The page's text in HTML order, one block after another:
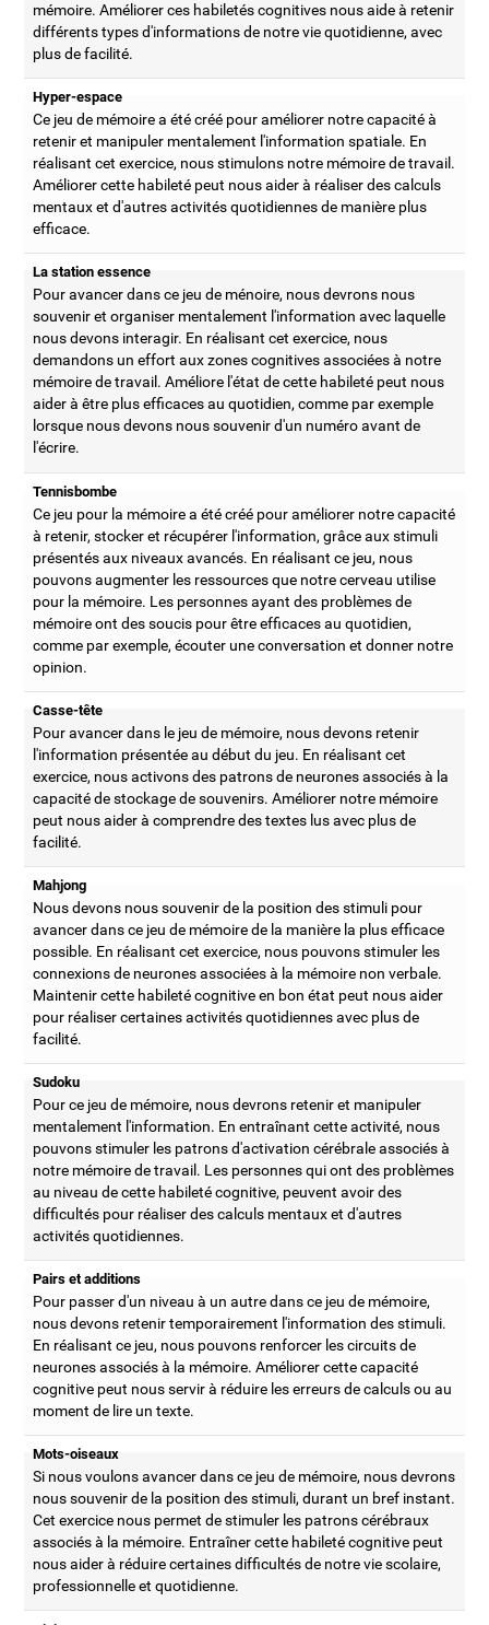
mémoire. Améliorer ces habiletés cognitives nous aide à retenir
différents types d'informations de notre vie quotidienne, avec
plus de facilité.
Hyper-espace
Ce jeu de mémoire a été créé pour améliorer notre capacité à
retenir et manipuler mentalement l'information spatiale. En
réalisant cet exercice, nous stimulons notre mémoire de travail.
Améliorer cette habileté peut nous aider à réaliser des calculs
mentaux et d'autres activités quotidiennes de manière plus
efficace.
La station essence
Pour avancer dans ce jeu de ménoire, nous devrons nous
souvenir et organiser mentalement l'information avec laquelle
nous devons interagir. En réalisant cet exercice, nous
demandons un effort aux zones cognitives associées à notre
mémoire de travail. Améliore l'état de cette habileté peut nous
aider à être plus efficaces au quotidien, comme par exemple
lorsque nous devons nous souvenir d'un numéro avant de
l'écrire.
Tennisbombe
Ce jeu pour la mémoire a été créé pour améliorer notre capacité
à retenir, stocker et récupérer l'information, grâce aux stimuli
présentés aux niveaux avancés. En réalisant ce jeu, nous
pouvons augmenter les ressources que notre cerveau utilise
pour la mémoire. Les personnes ayant des problèmes de
mémoire ont des soucis pour être efficaces au quotidien,
comme par exemple, écouter une conversation et donner notre
opinion.
Casse-tête
Pour avancer dans le jeu de mémoire, nous devons retenir
l'information présentée au début du jeu. En réalisant cet
exercice, nous activons des patrons de neurones associés à la
capacité de stockage de souvenirs. Améliorer notre mémoire
peut nous aider à comprendre des textes lus avec plus de
facilité.
Mahjong
Nous devons nous souvenir de la position des stimuli pour
avancer dans ce jeu de mémoire de la manière la plus efficace
possible. En réalisant cet exercice, nous pouvons stimuler les
connexions de neurones associées à la mémoire non verbale.
Maintenir cette habileté cognitive en bon état peut nous aider
pour réaliser certaines activités quotidiennes avec plus de
facilité.
Sudoku
Pour ce jeu de mémoire, nous devrons retenir et manipuler
mentalement l'information. En entraînant cette activité, nous
pouvons stimuler les patrons d'activation cérébrale associés à
notre mémoire de travail. Les personnes qui ont des problèmes
au niveau de cette habileté cognitive, peuvent avoir des
difficultés pour réaliser des calculs mentaux et d'autres
activités quotidiennes.
Pairs et additions
Pour passer d'un niveau à un autre dans ce jeu de mémoire,
nous devons retenir temporairement l'information des stimuli.
En réalisant ce jeu, nous pouvons renforcer les circuits de
neurones associés à la mémoire. Améliorer cette capacité
cognitive peut nous servir à réduire les erreurs de calculs ou au
moment de lire un texte.
Mots-oiseaux
Si nous voulons avancer dans ce jeu de mémoire, nous devrons
nous souvenir de la position des stimuli, durant un bref instant.
Cet exercice nous permet de stimuler les patrons cérébraux
associés à la mémoire. Entraîner cette habileté cognitive peut
nous aider à réduire certaines difficultés de notre vie scolaire,
professionnelle et quotidienne.